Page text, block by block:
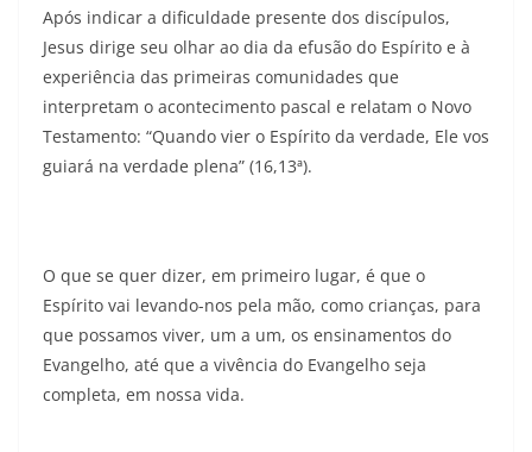
Após indicar a dificuldade presente dos discípulos,
Jesus dirige seu olhar ao dia da efusão do Espírito e à
experiência das primeiras comunidades que
interpretam o acontecimento pascal e relatam o Novo
Testamento: “Quando vier o Espírito da verdade, Ele vos
guiará na verdade plena” (16,13ª).
O que se quer dizer, em primeiro lugar, é que o
Espírito vai levando-nos pela mão, como crianças, para
que possamos viver, um a um, os ensinamentos do
Evangelho, até que a vivência do Evangelho seja
completa, em nossa vida.